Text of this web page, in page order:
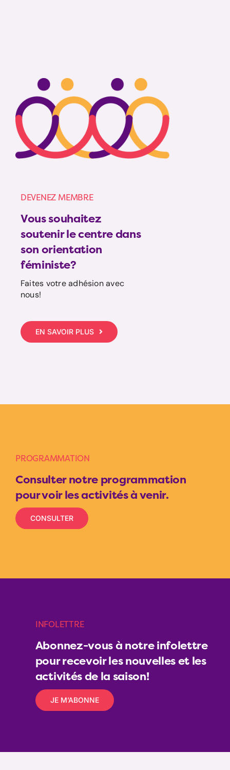
DEVENEZ MEMBRE
Vous souhaitez
soutenir le centre dans
son orientation
féministe?
Faites votre adhésion avec
nous!
EN SAVOIR PLUS
PROGRAMMATION
Consulter notre programmation
pour voir les activités à venir.
CONSULTER
INFOLETTRE
Abonnez-vous à notre infolettre
pour recevoir les nouvelles et les
activités de la saison!
JE M’ABONNE